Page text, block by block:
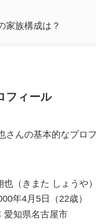
家族構成は？
フィール
さんの基本的なプロ
（きまた しょうや）
年4月5日（22歳）
愛知県名古屋市